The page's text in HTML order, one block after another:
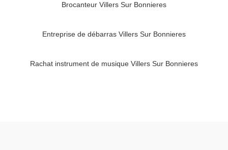
Brocanteur Villers Sur Bonnieres
Entreprise de débarras Villers Sur Bonnieres
Rachat instrument de musique Villers Sur Bonnieres